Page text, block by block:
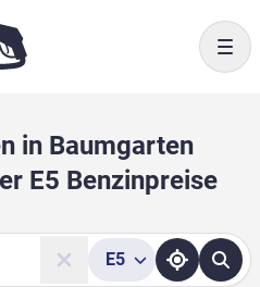
in Baumgarten
E5 Benzinpreise
E5